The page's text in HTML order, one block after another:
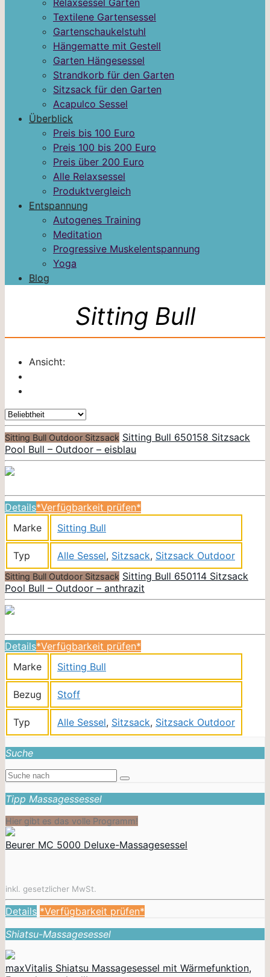
Relaxsessel Garten
Textilene Gartensessel
Gartenschaukelstuhl
Hängematte mit Gestell
Garten Hängesessel
Strandkorb für den Garten
Sitzsack für den Garten
Acapulco Sessel
Überblick
Preis bis 100 Euro
Preis 100 bis 200 Euro
Preis über 200 Euro
Alle Relaxsessel
Produktvergleich
Entspannung
Autogenes Training
Meditation
Progressive Muskelentspannung
Yoga
Blog
Sitting Bull
Ansicht:
Sitting Bull Outdoor Sitzsack Sitting Bull 650158 Sitzsack
Pool Bull – Outdoor – eisblau
Details*Verfügbarkeit prüfen*
Marke
Sitting Bull
Typ Alle Sessel, Sitzsack, Sitzsack Outdoor
Sitting Bull Outdoor Sitzsack Sitting Bull 650114 Sitzsack
Pool Bull – Outdoor – anthrazit
Details*Verfügbarkeit prüfen*
Marke
Sitting Bull
Bezug Stoff
Typ Alle Sessel, Sitzsack, Sitzsack Outdoor
Suche
Tipp Massagessessel
Hier gibt es das volle Programm!
Beurer MC 5000 Deluxe-Massagesessel
inkl. gesetzlicher MwSt.
Details *Verfügbarkeit prüfen*
Shiatsu-Massagesessel
maxVitalis Shiatsu Massagesessel mit Wärmefunktion,